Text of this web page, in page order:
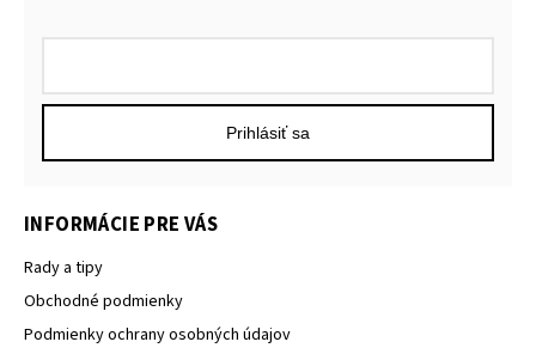
Prihlásiť sa
INFORMÁCIE PRE VÁS
Rady a tipy
Obchodné podmienky
Podmienky ochrany osobných údajov